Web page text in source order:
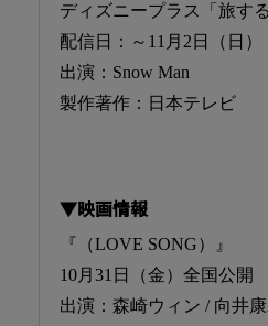
ディズニープラス「旅す
配信日：～11月2日（日）
出演：Snow Man
製作著作：日本テレビ
▼映画情報
『（LOVE SONG）』
10月31日（金）全国公開
出演：森崎ウィン / 向井